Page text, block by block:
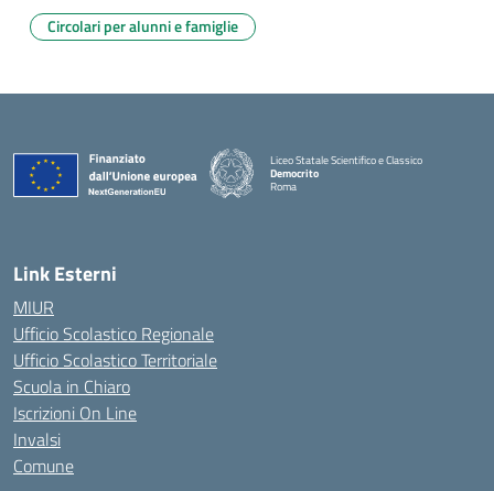
Circolari per alunni e famiglie
Liceo Statale Scientifico e Classico
Democrito
Roma
Link Esterni
MIUR
Ufficio Scolastico Regionale
Ufficio Scolastico Territoriale
Scuola in Chiaro
Iscrizioni On Line
Invalsi
Comune